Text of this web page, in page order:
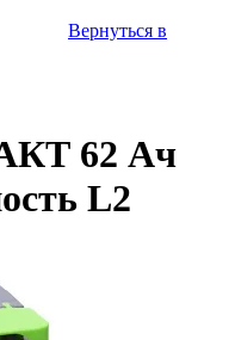
Вернуться в
62 Ач
L2